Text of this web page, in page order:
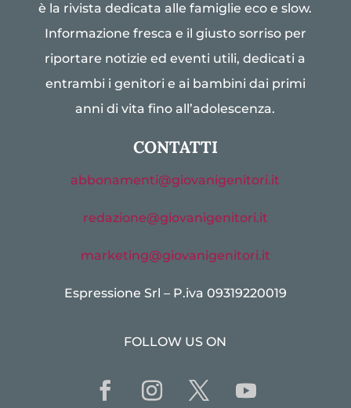
è la rivista dedicata alle famiglie eco e slow.
Informazione fresca e il giusto sorriso per
riportare notizie ed eventi utili, dedicati a
entrambi i genitori e ai bambini dai primi
anni di vita fino all’adolescenza.
CONTATTI
abbonamenti@giovanigenitori.it
redazione@giovanigenitori.it
marketing@giovanigenitori.it
Espressione Srl – P.iva 09319220019
FOLLOW US ON